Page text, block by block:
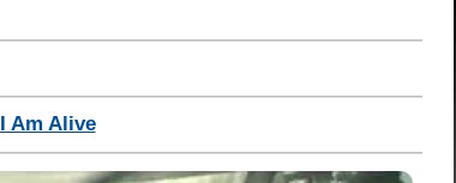
I Am Alive